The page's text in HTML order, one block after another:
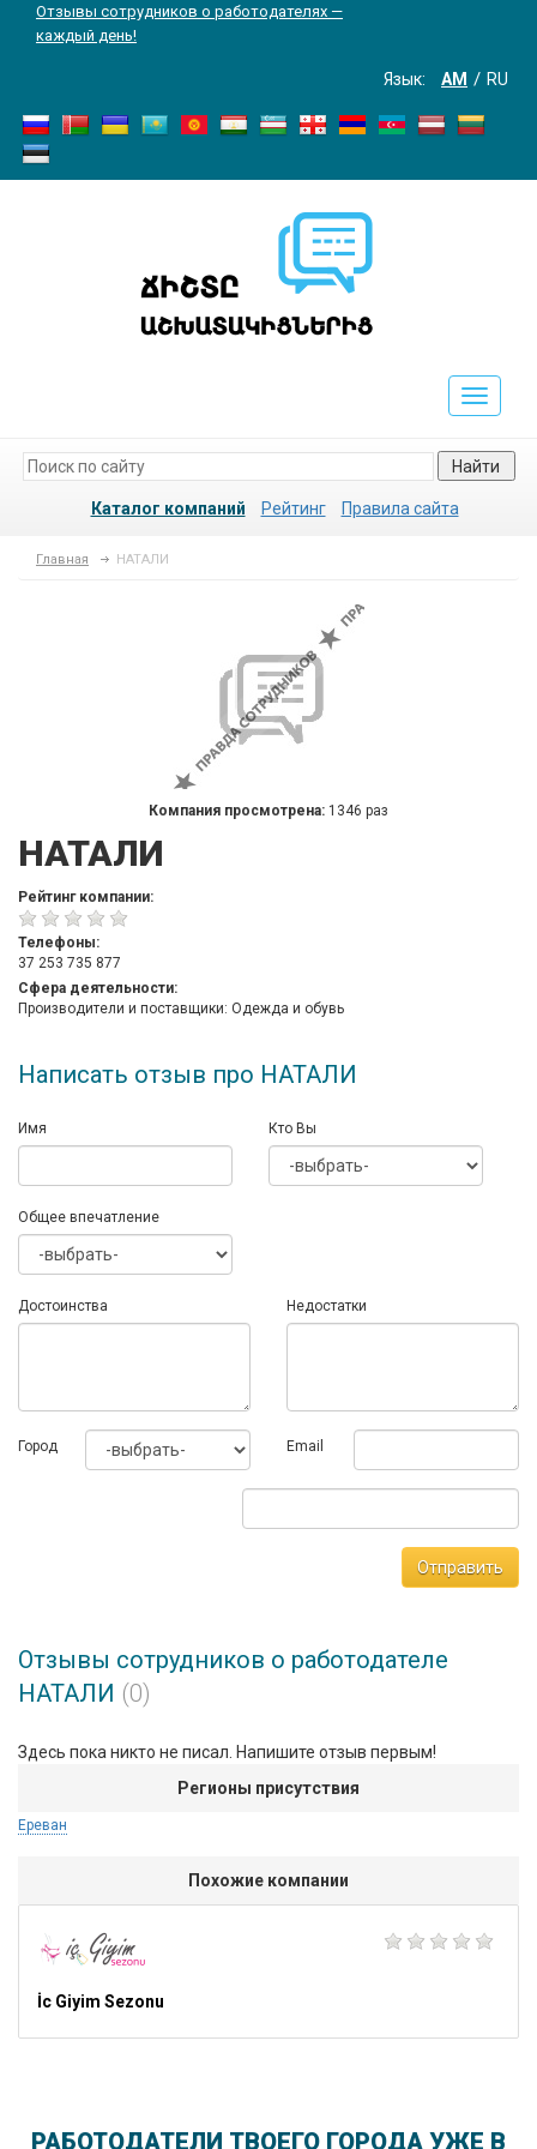
Отзывы сотрудников о работодателях —
каждый день!
Язык: AM RU
Toggle
Найти
Каталог компаний Рейтинг Правила сайта
Главная НАТАЛИ
Компания просмотрена: 1346 раз
НАТАЛИ
Рейтинг компании:
Телефоны:
37 253 735 877
Сфера деятельности:
Производители и поставщики: Одежда и обувь
Написать отзыв про НАТАЛИ
Имя Кто Вы
Общее впечатление
Достоинства Недостатки
Город Email
Отправить
Отзывы сотрудников о работодателе
НАТАЛИ (0)
Здесь пока никто не писал. Напишите отзыв первым!
Регионы присутствия
Ереван
Похожие компании
İc Giyim Sezonu
РАБОТОДАТЕЛИ ТВОЕГО ГОРОДА УЖЕ В